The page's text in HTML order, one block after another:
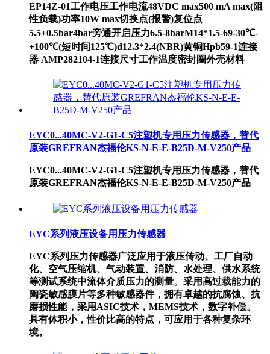
EP14Z-01工作电压工作电流48VDC max500 mA max(阻
性负载)功率10W max切换点(报警)复位点
5.5+0.5bar4bar旁通开启压力6.5-8barM14*1.5-69-30℃-
+100℃(短时间125℃)d12.3*2.4(NBR)黄铜Hpb59-1连接
器 AMP282104-1连接尺寸工作温度密封圈外壳材料
EYC0...40MC-V2-G1-C5注塑机专用压力传感器，替代
原装GREFRAN杰福伦KS-N-E-E-B25D-M-V250产品
EYC0...40MC-V2-G1-C5注塑机专用压力传感器，替代
原装GREFRAN杰福伦KS-N-E-E-B25D-M-V250产品
EYC系列液压设备用压力传感器
EYC系列压力传感器广泛应用于液压传动、工厂自动
化、空气压缩机、气动装置、消防、水处理、供水系统
等测试系统中流体介质压力的测量。采用高过载能力的
陶瓷敏感膜片等多种敏感器件，拥有卓越的抗腐蚀、抗
磨损性能，采用ASIC技术，MEMS技术，数字补偿。
具有体积小，性价比高的特点，可应用于各种复杂环
境。